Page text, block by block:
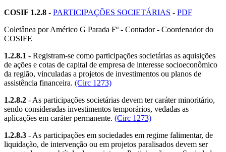
COSIF 1.2.8 - PARTICIPAÇÕES SOCIETÁRIAS - PDF
Coletânea por Américo G Parada Fº - Contador - Coordenador do
COSIFE
1.2.8.1 - Registram-se como participações societárias as aquisições
de ações e cotas de capital de empresa de interesse socioeconômico
da região, vinculadas a projetos de investimentos ou planos de
assistência financeira. (Circ 1273)
1.2.8.2 - As participações societárias devem ter caráter minoritário,
sendo consideradas investimentos temporários, vedadas as
aplicações em caráter permanente. (Circ 1273)
1.2.8.3 - As participações em sociedades em regime falimentar, de
liquidação, de intervenção ou em projetos paralisados devem ser